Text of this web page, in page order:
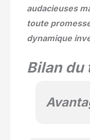
audacieuses
toute
dynamique
Bilan du